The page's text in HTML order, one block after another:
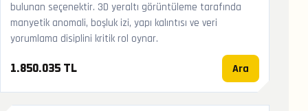
bulunan seçenektir. 3D yeraltı görüntüleme tarafında
manyetik anomali, boşluk izi, yapı kalıntısı ve veri
yorumlama disiplini kritik rol oynar.
1.850.035 TL Ara